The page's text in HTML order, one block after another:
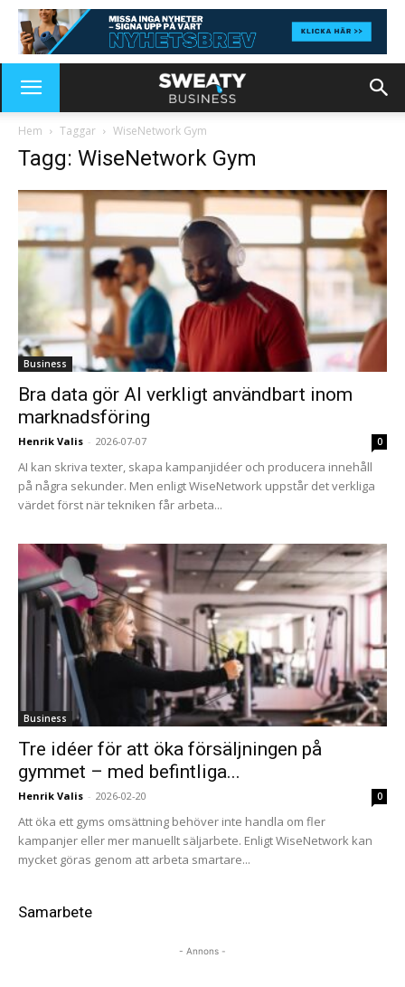
Hem Taggar WiseNetwork Gym
Tagg: WiseNetwork Gym
Business
Bra data gör AI verkligt användbart inom
marknadsföring
Henrik Valis - 2026-07-07 0
AI kan skriva texter, skapa kampanjidéer och producera innehåll
på några sekunder. Men enligt WiseNetwork uppstår det verkliga
värdet först när tekniken får arbeta...
Business
Tre idéer för att öka försäljningen på
gymmet – med befintliga...
Henrik Valis - 2026-02-20 0
Att öka ett gyms omsättning behöver inte handla om fler
kampanjer eller mer manuellt säljarbete. Enligt WiseNetwork kan
mycket göras genom att arbeta smartare...
Samarbete
- Annons -